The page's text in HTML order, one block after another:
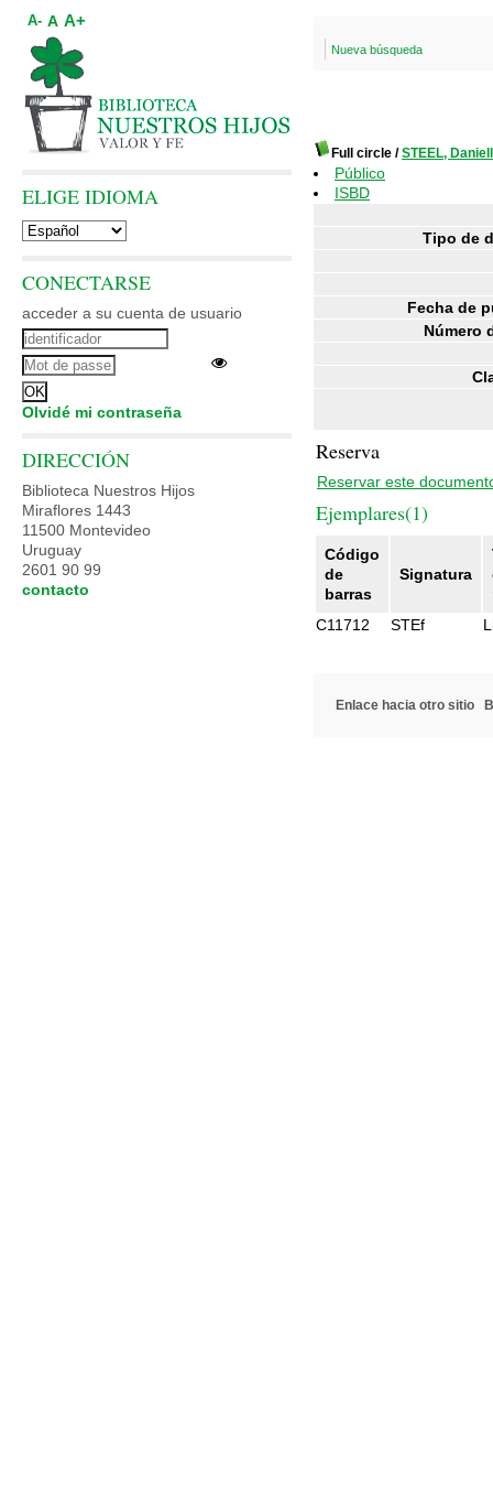
Nueva búsqueda
Full circle /STEEL,
Público
ISBD
Tipo de
Fecha de
Número
Reserva
Reservar este
Ejemplares(1)
Código
de
barras
Signatura
C11712
STEf
Enlace hacia otro sitio
A- A A+
ELIGE IDIOMA
CONECTARSE
acceder a su cuenta de usuario
Olvidé mi contraseña
DIRECCIÓN
Biblioteca Nuestros Hijos
Miraflores 1443
11500 Montevideo
Uruguay
2601 90 99
contacto